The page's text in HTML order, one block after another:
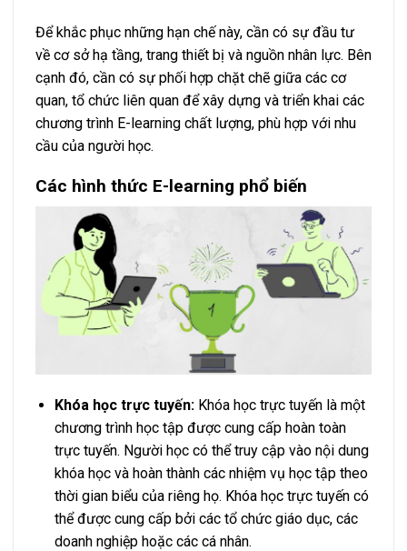
Để khắc phục những hạn chế này, cần có sự đầu tư
về cơ sở hạ tầng, trang thiết bị và nguồn nhân lực. Bên
cạnh đó, cần có sự phối hợp chặt chẽ giữa các cơ
quan, tổ chức liên quan để xây dựng và triển khai các
chương trình E-learning chất lượng, phù hợp với nhu
cầu của người học.
Các hình thức E-learning phổ biến
Khóa học trực tuyến:Khóa học trực tuyến là một
chương trình học tập được cung cấp hoàn toàn
trực tuyến. Người học có thể truy cập vào nội dung
khóa học và hoàn thành các nhiệm vụ học tập theo
thời gian biểu của riêng họ. Khóa học trực tuyến có
thể được cung cấp bởi các tổ chức giáo dục, các
doanh nghiệp hoặc các cá nhân.